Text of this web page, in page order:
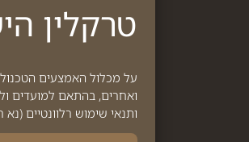
טרקלין
על מכלול האמצעים
ואחרים, בהתאם למועדים
ותנאי שימוש רלוונטיים